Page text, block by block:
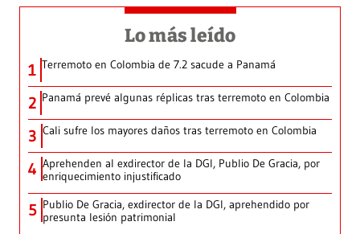
Lo más leído
1 Terremoto en Colombia de 7.2 sacude a Panamá
2 Panamá prevé algunas réplicas tras terremoto en Colombia
3 Cali sufre los mayores daños tras terremoto en Colombia
4 Aprehenden al exdirector de la DGI, Publio De Gracia, por
enriquecimiento injustificado
5 Publio De Gracia, exdirector de la DGI, aprehendido por
presunta lesión patrimonial